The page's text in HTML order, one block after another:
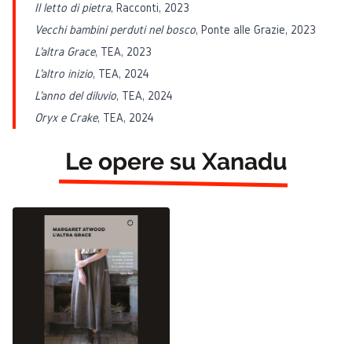
Le opere su Xanadu
Il letto di pietra, Racconti, 2023
Vecchi bambini perduti nel bosco, Ponte alle Grazie, 2023
L'altra Grace, TEA, 2023
L'altro inizio, TEA, 2024
L'anno del diluvio, TEA, 2024
Oryx e Crake, TEA, 2024